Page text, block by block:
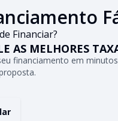
Financiar?
AS MELHORES
financiamento em